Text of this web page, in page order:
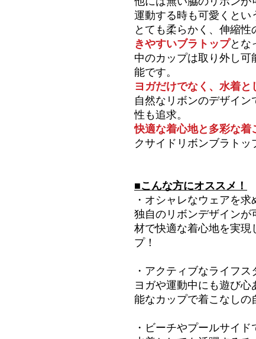
運動する時も可愛くと
とても柔らかく、伸縮性
きやすいブラトップとな
中のカップは取り外し
能です。
ヨガだけでなく、水着と
自然なリボンのデザイ
性も追求。
快適な着心地と多彩な着
クサイドリボンブラトッ
■こんな方にオススメ！
・オシャレなウェアを求
独自のリボンデザイン
材で快適な着心地を実現
プ！
・アクティブなライフス
ヨガや運動中にも遊び
能なカップで着こなしの
・ビーチやプールサイ